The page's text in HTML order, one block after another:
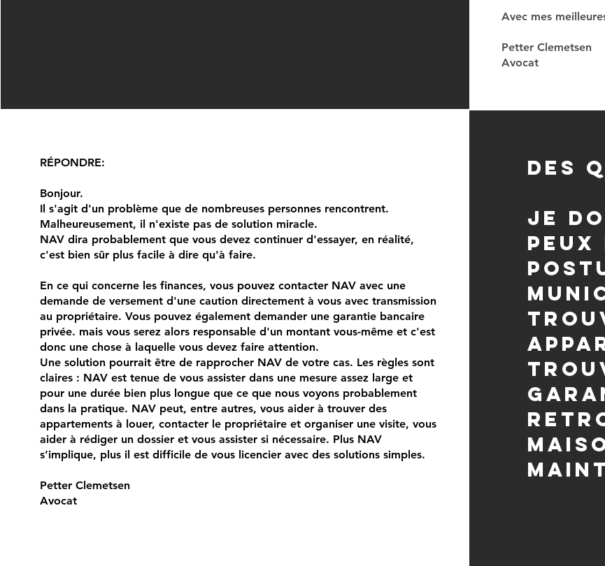
Avec mes
Petter Clemetsen
Avocat
RÉPONDRE:
Bonjour.
Il s'agit d'un problème que de nombreuses personnes rencontrent.
Malheureusement, il n'existe pas de solution miracle.
NAV dira probablement que vous devez continuer d'essayer, en réalité,
c'est bien sûr plus facile à dire qu'à faire.
En ce qui concerne les finances, vous pouvez contacter NAV avec une
demande de versement d'une caution directement à vous avec transmission
au propriétaire. Vous pouvez également demander une garantie bancaire
privée. mais vous serez alors responsable d'un montant vous-même et c'est
donc une chose à laquelle vous devez faire attention.
Une solution pourrait être de rapprocher NAV de votre cas. Les règles sont
claires : NAV est tenue de vous assister dans une mesure assez large et
pour une durée bien plus longue que ce que nous voyons probablement
dans la pratique. NAV peut, entre autres, vous aider à trouver des
appartements à louer, contacter le propriétaire et organiser une visite, vous
aider à rédiger un dossier et vous assister si nécessaire. Plus NAV
s’implique, plus il est difficile de vous licencier avec des solutions simples.
Petter Clemetsen
Avocat
des
Je